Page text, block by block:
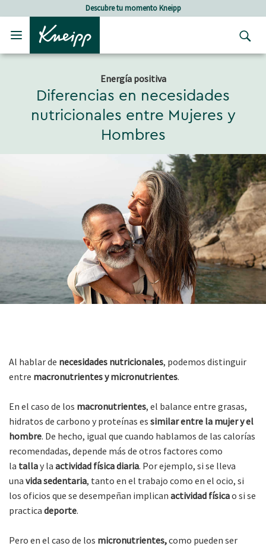
Skip to main content
Skip to footer contentDescubre tu momento Kneipp
Energía positiva
Diferencias en necesidades
nutricionales entre Mujeres y
Hombres
Al hablar de necesidades nutricionales, podemos distinguir
entre macronutrientes y micronutrientes.
En el caso de los macronutrientes, el balance entre grasas,
hidratos de carbono y proteínas es similar entre la mujer y el
hombre. De hecho, igual que cuando hablamos de las calorías
recomendadas, depende más de otros factores como
la tallay la actividad física diaria. Por ejemplo, si se lleva
una vida sedentaria, tanto en el trabajo como en el ocio, si
los oficios que se desempeñan implican actividad físicao si se
practica deporte.
Pero en el caso de los micronutrientes,como pueden ser